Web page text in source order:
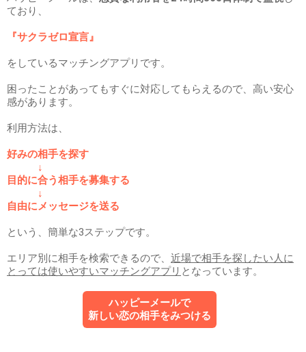
ており、
『サクラゼロ宣言』
をしているマッチングアプリです。
困ったことがあってもすぐに対応してもらえるので、高い安心
感があります。
利用方法は、
好みの相手を探す
↓
目的に合う相手を募集する
↓
自由にメッセージを送る
という、簡単な3ステップです。
エリア別に相手を検索できるので、 近場で相手を探したい人に
とっては使いやすいマッチングアプリ となっています。
ハッピーメールで
新しい恋の相手をみつける